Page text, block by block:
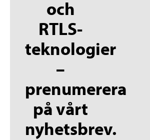
och
RTLS-
teknologier
–
prenumerera
på vårt
nyhetsbrev.